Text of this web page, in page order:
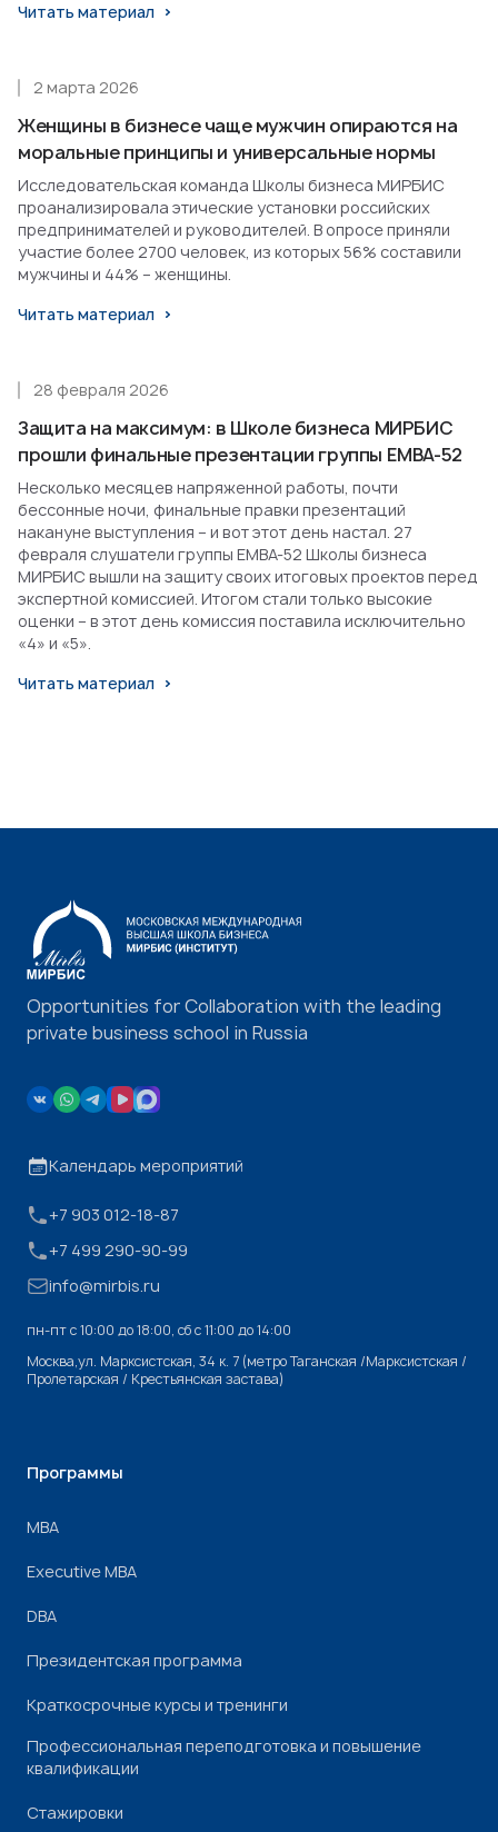
Читать материал
Женщины в бизнесе чаще мужчин опираются на
моральные принципы и универсальные нормы
2 марта 2026
Исследовательская команда Школы бизнеса МИРБИС
проанализировала этические установки российских
предпринимателей и руководителей. В опросе приняли
участие более 2700 человек, из которых 56% составили
мужчины и 44% – женщины.
Читать материал
Защита на максимум: в Школе бизнеса МИРБИС
прошли финальные презентации группы EMBA-52
28 февраля 2026
Несколько месяцев напряженной работы, почти
бессонные ночи, финальные правки презентаций
накануне выступления – и вот этот день настал. 27
февраля слушатели группы EMBA-52 Школы бизнеса
МИРБИС вышли на защиту своих итоговых проектов перед
экспертной комиссией. Итогом стали только высокие
оценки – в этот день комиссия поставила исключительно
«4» и «5».
Читать материал
Opportunities for Collaboration with the leading
private business school in Russia
Календарь мероприятий
+7 903 012-18-87
+7 499 290-90-99
info@mirbis.ru
пн-пт с 10:00 до 18:00, cб с 11:00 до 14:00
Москва,ул. Марксистская, 34 к. 7 (метро Таганская /Марксистская /
Пролетарская / Крестьянская застава)
Программы
МВА
Executive MBA
DBA
Президентская программа
Краткосрочные курсы и тренинги
Профессиональная переподготовка и повышение
квалификации
Стажировки